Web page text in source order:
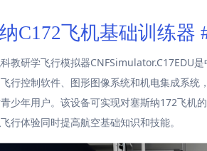
C172飞机基础训练器
教研学飞行模拟器CNFSimulator.C17EDU
行控制软件、图形图像系统和机电集成系
少年用户。该设备可实现对塞斯纳172飞机
行体验同时提高航空基础知识和技能。